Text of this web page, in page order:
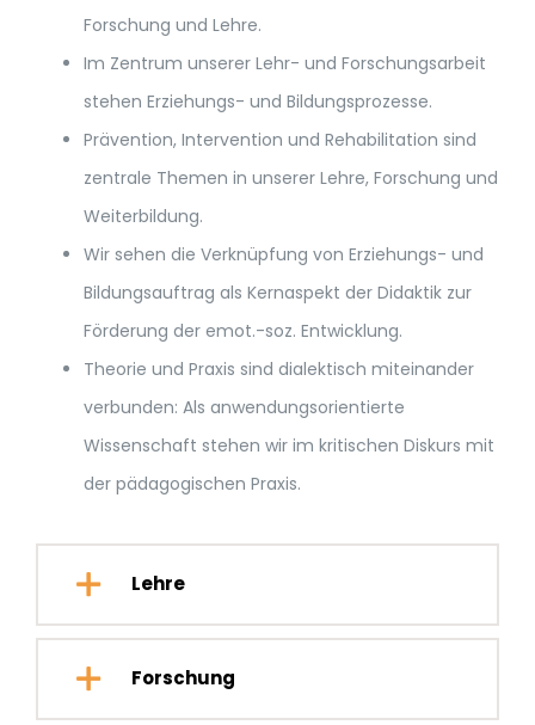
Forschung und Lehre.
Im Zentrum unserer Lehr- und Forschungsarbeit
stehen Erziehungs- und Bildungsprozesse.
Prävention, Intervention und Rehabilitation sind
zentrale Themen in unserer Lehre, Forschung und
Weiterbildung.
Wir sehen die Verknüpfung von Erziehungs- und
Bildungsauftrag als Kernaspekt der Didaktik zur
Förderung der emot.-soz. Entwicklung.
Theorie und Praxis sind dialektisch miteinander
verbunden: Als anwendungsorientierte
Wissenschaft stehen wir im kritischen Diskurs mit
der pädagogischen Praxis.
Lehre
Forschung